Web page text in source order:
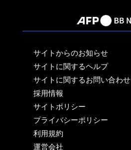
サイトからのお知らせ
サイトに関するヘルプ
サイトに関するお問い合わせ
採用情報
サイトポリシー
プライバシーポリシー
利用規約
運営会社